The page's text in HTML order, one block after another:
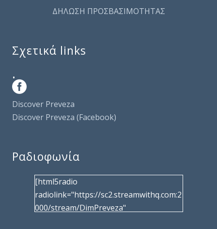
ΔΗΛΩΣΗ ΠΡΟΣΒΑΣΙΜΟΤΗΤΑΣ
Σχετικά links
.
Discover Preveza
Discover Preveza (Facebook)
Ραδιοφωνία
[html5radio
radiolink="https://sc2.streamwithq.com:2
000/stream/DimPreveza"